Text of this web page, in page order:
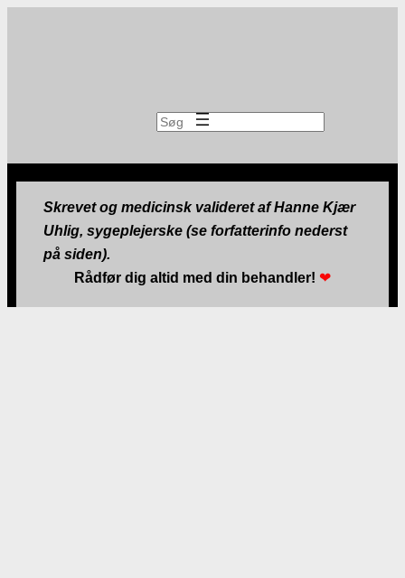
Søg
Skrevet og medicinsk valideret af Hanne Kjær
Uhlig, sygeplejerske (se forfatterinfo nederst
på siden).
Rådfør dig altid med din behandler! ❤